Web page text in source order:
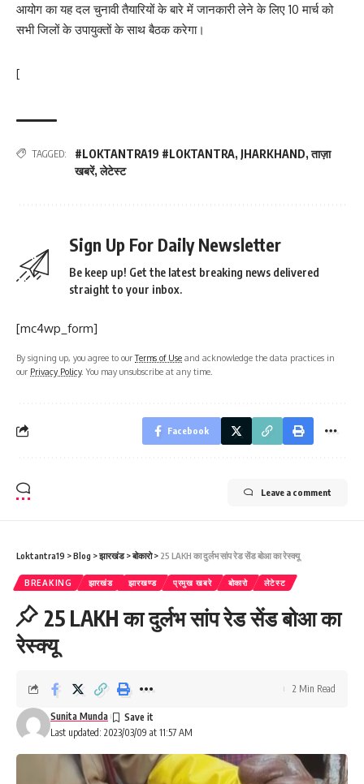
आयोग का यह दल चुनावी तैयारियों के बारे में जानकारी लेने के लिए 10 मार्च को
सभी जिलों के उपायुक्तों के साथ बैठक करेगा।
[
TAGGED: #LOKTANTRA19 #LOKTANTRA, JHARKHAND,ताज़ा
खबरें,लेटेस्ट
Sign Up For Daily Newsletter
Be keep up! Get the latest breaking news delivered
straight to your inbox.
[mc4wp_form]
By signing up, you agree to ourTerms of Use and acknowledge the data practices in
our Privacy Policy. You may unsubscribe at any time.
Facebook
Leave a comment
Loktantra19 >Blog >झारखंड>बोकारो> 25 LAKH का दुर्लभ सांप रेड सेंड बोआ का रेस्क्यू
BREAKING झारखंड झारखण्ड प्रमुख खबरे बोकारो लेटेस्ट
25 LAKH का दुर्लभ सांप रेड सेंड बोआ का
रेस्क्यू
Last updated: 2023/03/09 at 11:57 AM
Sunita Munda
2 Min Read